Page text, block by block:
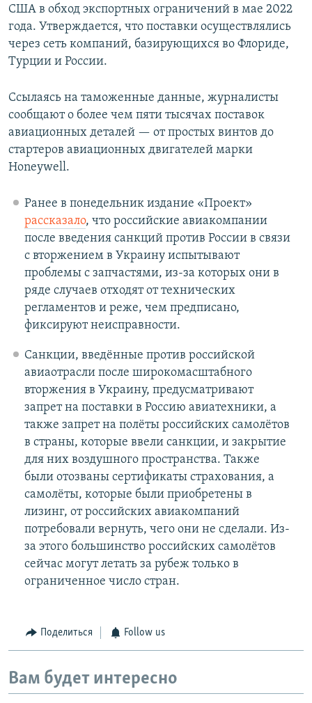
США в обход экспортных ограничений в мае 2022
года. Утверждается, что поставки осуществлялись
через сеть компаний, базирующихся во Флориде,
Турции и России.
Ссылаясь на таможенные данные, журналисты
сообщают о более чем пяти тысячах поставок
авиационных деталей — от простых винтов до
стартеров авиационных двигателей марки
Honeywell.
Ранее в понедельник издание «Проект»
рассказало, что российские авиакомпании
после введения санкций против России в связи
с вторжением в Украину испытывают
проблемы с запчастями, из-за которых они в
ряде случаев отходят от технических
регламентов и реже, чем предписано,
фиксируют неисправности.
Санкции, введённые против российской
авиаотрасли после широкомасштабного
вторжения в Украину, предусматривают
запрет на поставки в Россию авиатехники, а
также запрет на полёты российских самолётов
в страны, которые ввели санкции, и закрытие
для них воздушного пространства. Также
были отозваны сертификаты страхования, а
самолёты, которые были приобретены в
лизинг, от российских авиакомпаний
потребовали вернуть, чего они не сделали. Из-
за этого большинство российских самолётов
сейчас могут летать за рубеж только в
ограниченное число стран.
Поделиться Follow us
Вам будет интересно